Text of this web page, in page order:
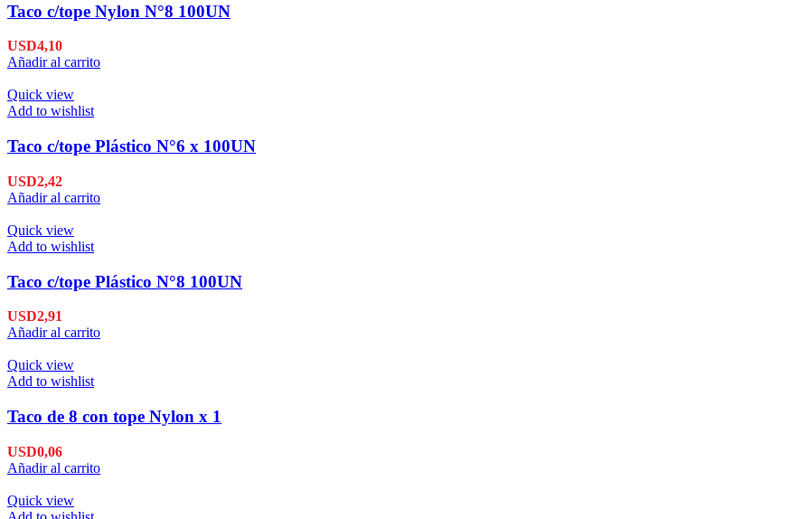
Taco c/tope Nylon N°8 100UN
USD4,10
Añadir al carrito
Quick view
Add to wishlist
Taco c/tope Plástico N°6 x 100UN
USD2,42
Añadir al carrito
Quick view
Add to wishlist
Taco c/tope Plástico N°8 100UN
USD2,91
Añadir al carrito
Quick view
Add to wishlist
Taco de 8 con tope Nylon x 1
USD0,06
Añadir al carrito
Quick view